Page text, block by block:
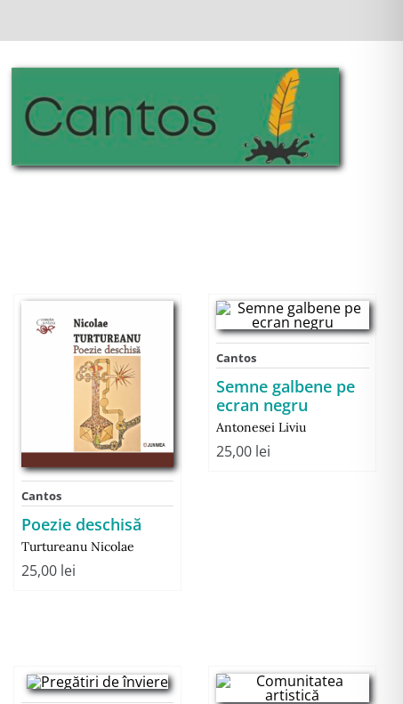
Cantos
Poezie deschisă
Turtureanu Nicolae
25,00 lei
Cantos
Semne galbene pe
ecran negru
Antonesei Liviu
25,00 lei